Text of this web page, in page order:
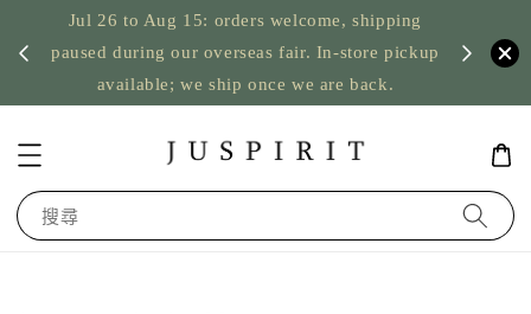
Jul 26 to Aug 15: orders welcome, shipping
paused during our overseas fair. In-store pickup
available; we ship once we are back.
US
搜尋